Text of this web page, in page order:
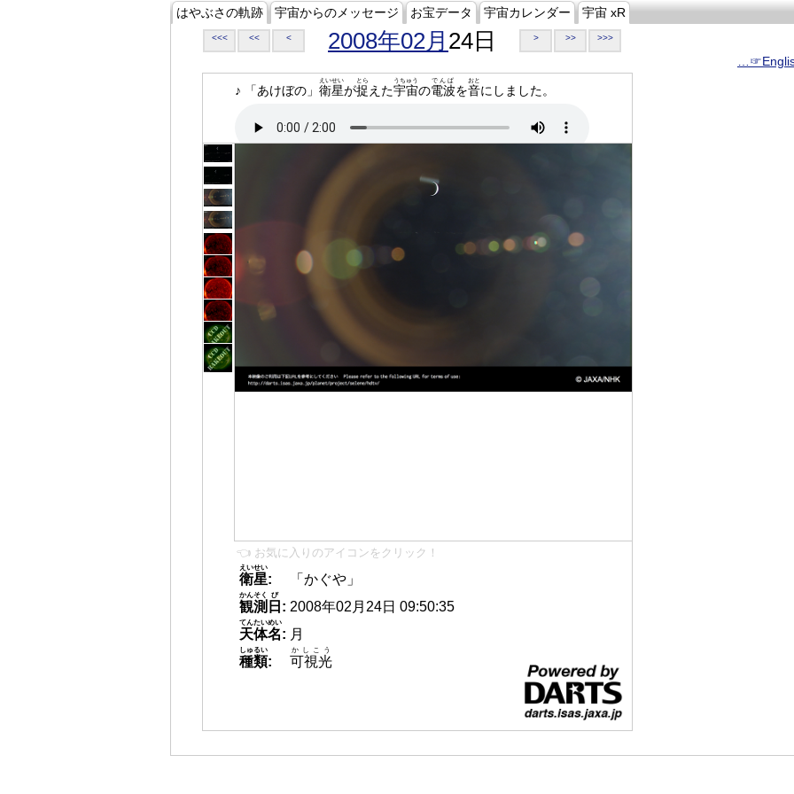
はやぶさの軌跡 宇宙からのメッセージ お宝データ 宇宙カレンダー 宇宙 xR
<<< << < 2008年02月 24日 > >> >>>
♪ 「あけぼの」 衛星
えいせい
が捉
とら
えた宇宙
うちゅう
の電波
でんぱ
を音
おと
にしました。
👈 お気に入りのアイコンをクリック！
衛星
えいせい
:
「かぐや」
観測
かんそく
日
び
: 2008年02月24日 09:50:35
天体名
てんたいめい
: 月
種類
しゅるい
: 可視光
かしこう